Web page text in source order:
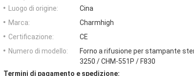
Luogo di origine:
Cina
Marca:
Charmhigh
Certificazione:
CE
Numero di modello:
Forno a rifusione per stampante
3250 / CHM-551P / F830
Termini di pagamento e spedizione: